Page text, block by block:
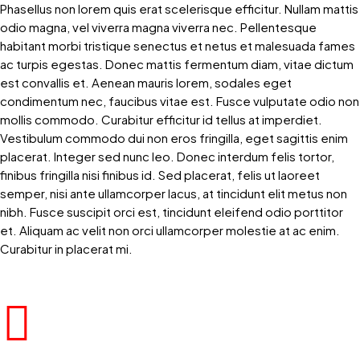
Phasellus non lorem quis erat scelerisque efficitur. Nullam mattis
odio magna, vel viverra magna viverra nec. Pellentesque
habitant morbi tristique senectus et netus et malesuada fames
ac turpis egestas. Donec mattis fermentum diam, vitae dictum
est convallis et. Aenean mauris lorem, sodales eget
condimentum nec, faucibus vitae est. Fusce vulputate odio non
mollis commodo. Curabitur efficitur id tellus at imperdiet.
Vestibulum commodo dui non eros fringilla, eget sagittis enim
placerat. Integer sed nunc leo. Donec interdum felis tortor,
finibus fringilla nisi finibus id. Sed placerat, felis ut laoreet
semper, nisi ante ullamcorper lacus, at tincidunt elit metus non
nibh. Fusce suscipit orci est, tincidunt eleifend odio porttitor
et. Aliquam ac velit non orci ullamcorper molestie at ac enim.
Curabitur in placerat mi.